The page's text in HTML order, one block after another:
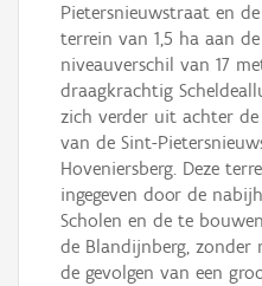
Pietersnieuwstraat en
terrein van 1,5 ha aan
niveauverschil van 17
draagkrachtig
zich verder uit achter
van de Sint-
Hoveniersberg. Deze
ingegeven door de
Scholen en de te
de Blandijnberg, zonder
de gevolgen van een